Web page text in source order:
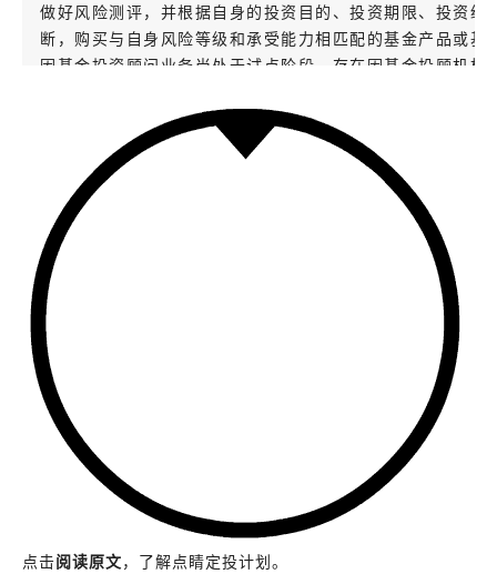
做好风险测评，并根据自身的投资目的、投资期限、投资经
断，购买与自身风险等级和承受能力相匹配的基金产品或基
因基金投资顾问业务尚处于试点阶段，存在因基金投顾机构
基金投资组合策略为其他客户创造的收益，并不构成业绩表
资组合策略的风险特征与单只基金产品的风险特征存在差异
未来表现。市场有风险，投资需谨慎。投资者应自行阅读相
做出投资选择。
投资人应当充分了解基金定期定额投资和零存整取等储蓄方
额投资是引导投资人进行长期投资、平均投资成本的一种简
式。但是定期定额投资并不能规避基金投资所固有的风险，
得收益，也不是替代储蓄的等效理财方式。
从业人员信息公示：
姓名：朱哲甫
执业编号：A20210813000322
所属公司：珠海盈米基金销售有限公司
点击阅读原文，了解点睛定投计划。